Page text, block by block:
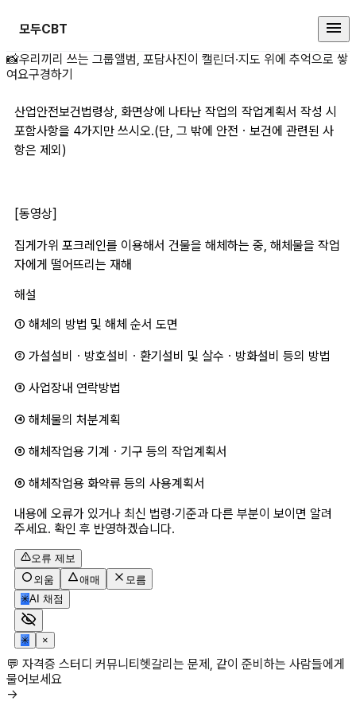
모두CBT
산업안전보건법령상, 화 상세 페이
📸우리끼리 쓰는 그룹앨범, 포담사진이 캘린더·지도 위에 추억으로 쌓
여요구경하기
산업안전보건법령상, 화면상에 나타난 작업의 작업계획서 작성 시
포함사항을 4가지만 쓰시오.(단, 그 밖에 안전ㆍ보건에 관련된 사
항은 제외)
[동영상]
집게가위 포크레인를 이용해서 건물을 해체하는 중, 해체물을 작업
자에게 떨어뜨리는 재해
해설
① 해체의 방법 및 해체 순서 도면
② 가설설비ㆍ방호설비ㆍ환기설비 및 살수ㆍ방화설비 등의 방법
③ 사업장내 연락방법
④ 해체물의 처분계획
⑤ 해체작업용 기계ㆍ기구 등의 작업계획서
⑥ 해체작업용 화약류 등의 사용계획서
내용에 오류가 있거나 최신 법령·기준과 다른 부분이 보이면 알려
주세요. 확인 후 반영하겠습니다.
오류 제보
외움
애매
모름
✳AI 채점
✳ ×
💬 자격증 스터디 커뮤니티헷갈리는 문제, 같이 준비하는 사람들에게
물어보세요
→